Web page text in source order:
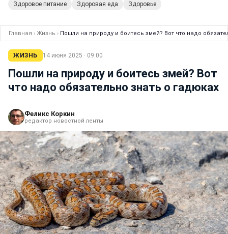
Здоровое питание Здоровая еда Здоровье
Главная › Жизнь › Пошли на природу и боитесь змей? Вот что надо
ЖИЗНЬ 14 июня 2025 · 09:00
Пошли на природу и боитесь змей? Вот
что надо обязательно знать о гадюках
Феликс Коркин
редактор новостной ленты